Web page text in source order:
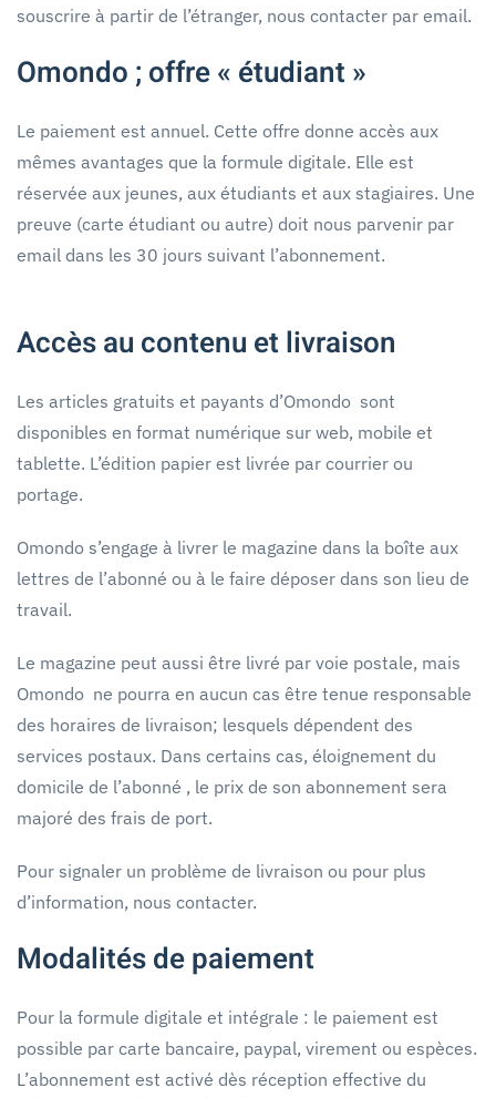
souscrire à partir de l’étranger, nous contacter par email.
Omondo ; offre « étudiant »
Le paiement est annuel. Cette offre donne accès aux
mêmes avantages que la formule digitale. Elle est
réservée aux jeunes, aux étudiants et aux stagiaires. Une
preuve (carte étudiant ou autre) doit nous parvenir par
email dans les 30 jours suivant l’abonnement.
Accès au contenu et livraison
Les articles gratuits et payants d’Omondo sont
disponibles en format numérique sur web, mobile et
tablette. L’édition papier est livrée par courrier ou
portage.
Omondo s’engage à livrer le magazine dans la boîte aux
lettres de l’abonné ou à le faire déposer dans son lieu de
travail.
Le magazine peut aussi être livré par voie postale, mais
Omondo ne pourra en aucun cas être tenue responsable
des horaires de livraison; lesquels dépendent des
services postaux. Dans certains cas, éloignement du
domicile de l’abonné , le prix de son abonnement sera
majoré des frais de port.
Pour signaler un problème de livraison ou pour plus
d’information, nous contacter.
Modalités de paiement
Pour la formule digitale et intégrale : le paiement est
possible par carte bancaire, paypal, virement ou espèces.
L’abonnement est activé dès réception effective du